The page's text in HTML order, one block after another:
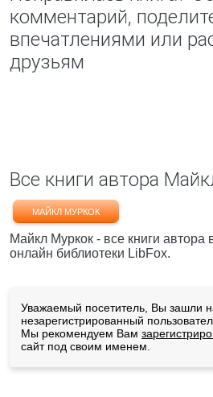
комментарий,
впечатлениями или
друзьям
Все книги автора
МАЙКЛ МУРКОК
Майкл Муркок - все книги автора
онлайн библиотеки LibFox.
Уважаемый посетитель, Вы зашли
незарегистрированный
Мы рекомендуем Вам
сайт под своим именем.